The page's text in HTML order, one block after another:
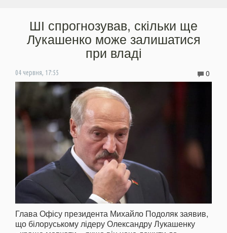
ШІ спрогнозував, скільки ще
Лукашенко може залишатися
при владі
04 червня, 17:55 0
Глава Офісу президента Михайло Подоляк заявив,
що білоруському лідеру Олександру Лукашенку